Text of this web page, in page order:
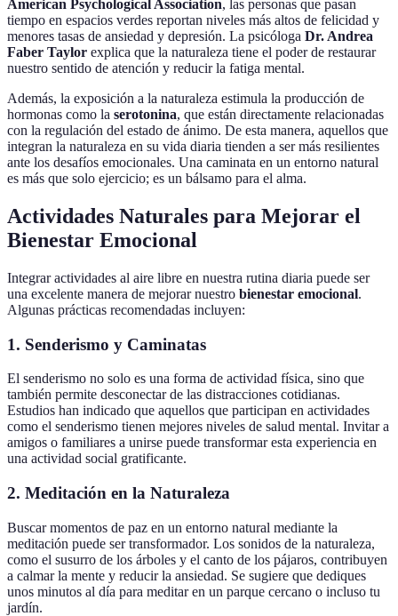
American Psychological Association, las personas que pasan
tiempo en espacios verdes reportan niveles más altos de felicidad y
menores tasas de ansiedad y depresión. La psicóloga Dr. Andrea
Faber Taylor explica que la naturaleza tiene el poder de restaurar
nuestro sentido de atención y reducir la fatiga mental.
Además, la exposición a la naturaleza estimula la producción de
hormonas como la serotonina, que están directamente relacionadas
con la regulación del estado de ánimo. De esta manera, aquellos que
integran la naturaleza en su vida diaria tienden a ser más resilientes
ante los desafíos emocionales. Una caminata en un entorno natural
es más que solo ejercicio; es un bálsamo para el alma.
Actividades Naturales para Mejorar el
Bienestar Emocional
Integrar actividades al aire libre en nuestra rutina diaria puede ser
una excelente manera de mejorar nuestro bienestar emocional.
Algunas prácticas recomendadas incluyen:
1. Senderismo y Caminatas
El senderismo no solo es una forma de actividad física, sino que
también permite desconectar de las distracciones cotidianas.
Estudios han indicado que aquellos que participan en actividades
como el senderismo tienen mejores niveles de salud mental. Invitar a
amigos o familiares a unirse puede transformar esta experiencia en
una actividad social gratificante.
2. Meditación en la Naturaleza
Buscar momentos de paz en un entorno natural mediante la
meditación puede ser transformador. Los sonidos de la naturaleza,
como el susurro de los árboles y el canto de los pájaros, contribuyen
a calmar la mente y reducir la ansiedad. Se sugiere que dediques
unos minutos al día para meditar en un parque cercano o incluso tu
jardín.